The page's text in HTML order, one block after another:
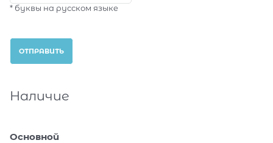
* буквы на русском языке
Наличие
Основной